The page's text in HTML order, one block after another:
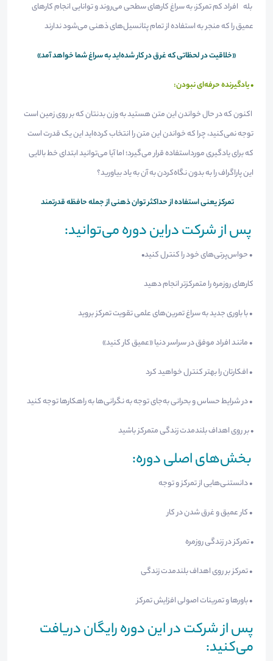
بله افراد کم تمرکز، به سراغ کارهای سطحی می‌روند و توانایی انجام کارهای
عمیق را که منجر به استفاده از تمام پتانسیل‌های ذهنی می‌شود ندارند
«خلاقیت در لحظاتی که غرق در کار شده‌اید به سراغ شما خواهد آمد»
• یادگیرنده حرفه‌ای نبودن:
اکنون که در حال خواندن این متن هستید به وزن بدنتان که بر روی زمین است
توجه نمی‌کنید، چرا که خواندن این متن را انتخاب کرده‌اید این یک قدرت است
که برای یادگیری مورداستفاده قرار می‌گیرد؛ اما آیا می‌توانید ابتدای خط بالایی
این پاراگراف را به بدون نگاه‌کردن به آن به یاد بیاورید؟
تمرکز یعنی استفاده از حداکثر توان ذهنی از جمله حافظه قدرتمند
پس از شرکت دراین دوره می‌توانید:
• حواس‌پرتی‌های خود را کنترل کنید•
کارهای روزمره را متمرکزتر انجام دهید
• با باوری جدید به سراغ تمرین‌های علمی تقویت تمرکز بروید
• مانند افراد موفق در سراسر دنیا «عمیق کار کنید»
• افکارتان را بهتر کنترل خواهید کرد
• در شرایط حساس و بحرانی به‌جای توجه به نگرانی‌ها به راهکارها توجه کنید
• بر روی اهداف بلندمدت زندگی متمرکز باشید
بخش‌های اصلی دوره:
• دانستنی‌هایی از تمرکز و توجه
• کار عمیق و غرق شدن در کار
• تمرکز در زندگی روزمره
• تمرکز بر روی اهداف بلندمدت زندگی
• باورها و تمرینات اصولی افزایش تمرکز
پس از شرکت در این دوره رایگان دریافت
می‌کنید: